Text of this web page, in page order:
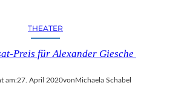
THEATER
Preis für Alexander Giesche
am:27. April 2020vonMichaela Schabel